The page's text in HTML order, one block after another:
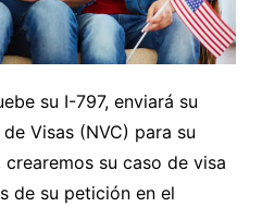
su I-797, enviará su
Visas (NVC) para su
su caso de visa
de su petición en el